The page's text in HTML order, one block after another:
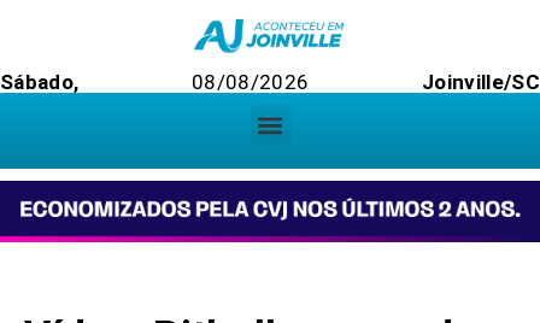
Sábado, 08/08/2026 Joinville/SC